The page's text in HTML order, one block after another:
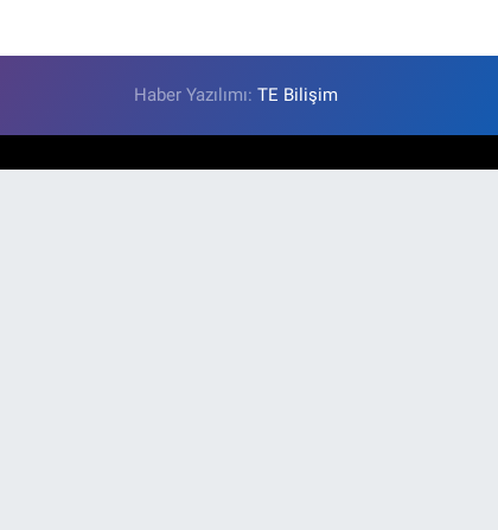
Haber Yazılımı:TE Bilişim